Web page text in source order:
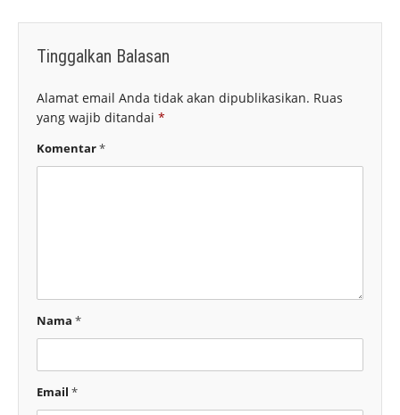
Tinggalkan Balasan
Alamat email Anda tidak akan dipublikasikan. Ruas
yang wajib ditandai *
Komentar*
Nama *
Email *